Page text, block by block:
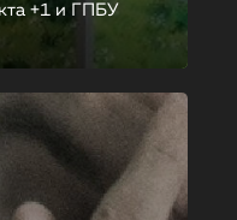
+1 и ГПБУ